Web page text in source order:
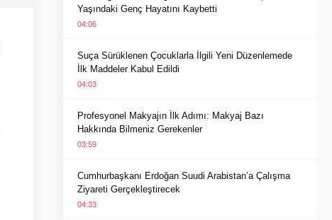
Yaşındaki Genç Hayatını Kaybetti
04:06
Suça Sürüklenen Çocuklarla İlgili Yeni Düzenlemede
İlk Maddeler Kabul Edildi
04:03
Profesyonel Makyajın İlk Adımı: Makyaj Bazı
Hakkında Bilmeniz Gerekenler
03:59
Cumhurbaşkanı Erdoğan Suudi Arabistan’a Çalışma
Ziyareti Gerçekleştirecek
04:33